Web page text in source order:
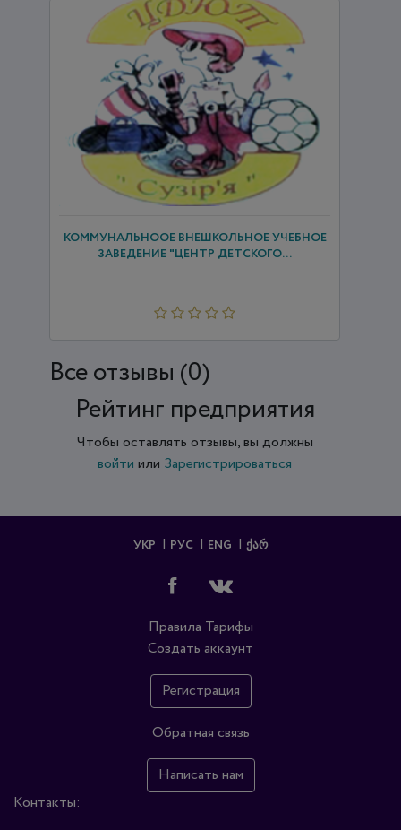
КОММУНАЛЬНООЕ ВНЕШКОЛЬНОЕ УЧЕБНОЕ
ЗАВЕДЕНИЕ "ЦЕНТР ДЕТСКОГО...
Все отзывы (0)
Рейтинг предприятия
Чтобы оставлять отзывы, вы должны
войти или Зарегистрироваться
УКР РУС ENG ᲥᲐᲠ
Правила Тарифы
Создать аккаунт
Регистрация
Обратная связь
Написать нам
Контакты: